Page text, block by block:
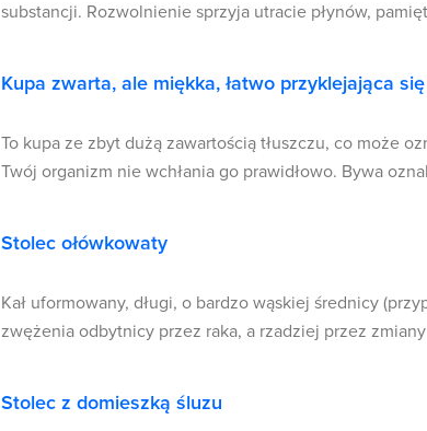
substancji. Rozwolnienie sprzyja utracie płynów,
Kupa zwarta, ale miękka, łatwo przyklejająca
To kupa ze zbyt dużą zawartością tłuszczu, co może
Twój organizm nie wchłania go prawidłowo. Bywa
Stolec ołówkowaty
Kał uformowany, długi, o bardzo wąskiej średnicy
zwężenia odbytnicy przez raka, a rzadziej przez
Stolec z domieszką śluzu